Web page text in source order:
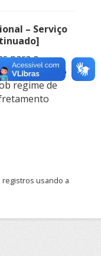
– Serviço
para a
rodoviário
regime de
usando a